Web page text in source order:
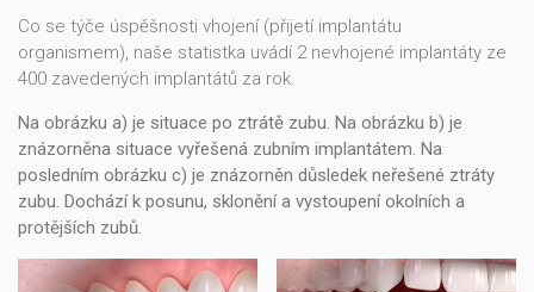
Co se týče úspěšnosti vhojení (přijetí implantátu
organismem), naše statistka uvádí 2 nevhojené implantáty ze
400 zavedených implantátů za rok.
Na obrázku a) je situace po ztrátě zubu. Na obrázku b) je
znázorněna situace vyřešená zubním implantátem. Na
posledním obrázku c) je znázorněn důsledek neřešené ztráty
zubu. Dochází k posunu, sklonění a vystoupení okolních a
protějších zubů.